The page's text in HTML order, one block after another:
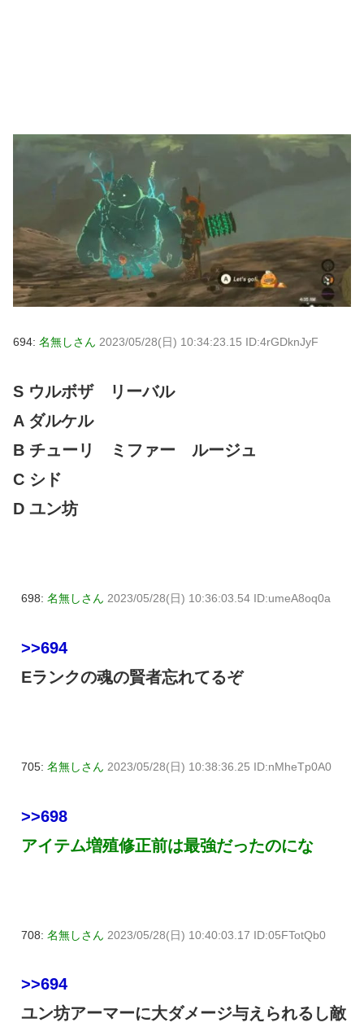
694: 名無しさん 2023/05/28(日) 10:34:23.15 ID:4rGDknJyF
S ウルボザ リーバル
A ダルケル
B チューリ ミファー ルージュ
C シド
D ユン坊
698: 名無しさん 2023/05/28(日) 10:36:03.54 ID:umeA8oq0a
>>694
Eランクの魂の賢者忘れてるぞ
705: 名無しさん 2023/05/28(日) 10:38:36.25 ID:nMheTp0A0
>>698
アイテム増殖修正前は最強だったのにな
708: 名無しさん 2023/05/28(日) 10:40:03.17 ID:05FTotQb0
>>694
ユン坊アーマーに大ダメージ与えられるし敵